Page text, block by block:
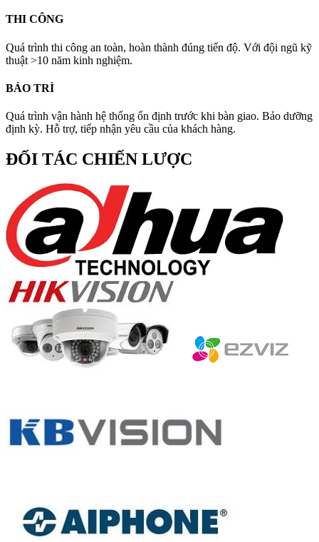
THI CÔNG
Quá trình thi công an toàn, hoàn thành đúng tiến độ. Với đội ngũ kỹ
thuật >10 năm kinh nghiệm.
BẢO TRÌ
Quá trình vận hành hệ thống ổn định trước khi bàn giao. Bảo dưỡng
định kỳ. Hỗ trợ, tiếp nhận yêu cầu của khách hàng.
ĐỐI TÁC CHIẾN LƯỢC